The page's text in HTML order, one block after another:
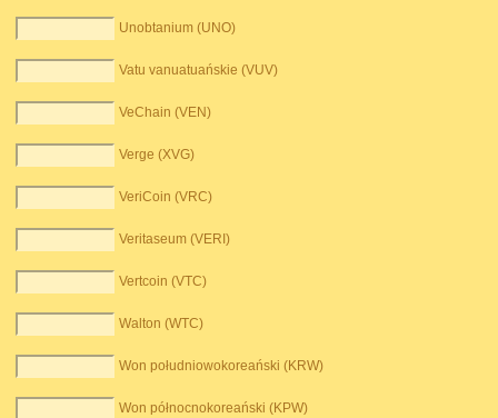
Unobtanium (UNO)
Vatu vanuatuańskie (VUV)
VeChain (VEN)
Verge (XVG)
VeriCoin (VRC)
Veritaseum (VERI)
Vertcoin (VTC)
Walton (WTC)
Won południowokoreański (KRW)
Won północnokoreański (KPW)